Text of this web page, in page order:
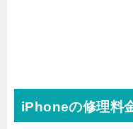
iPhoneの修理料